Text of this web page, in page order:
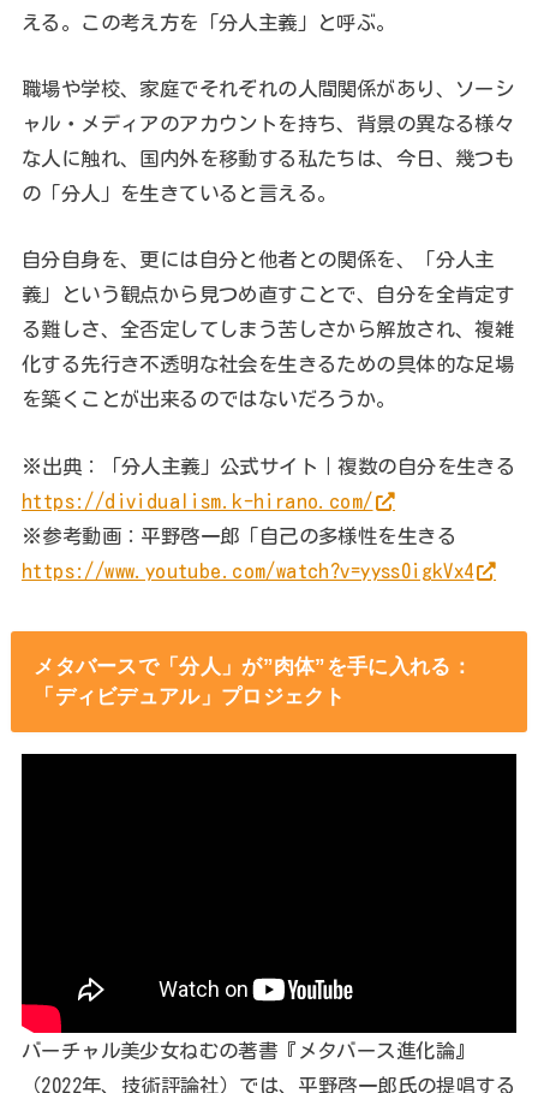
える。この考え方を「分人主義」と呼ぶ。
職場や学校、家庭でそれぞれの人間関係があり、ソーシ
ャル・メディアのアカウントを持ち、背景の異なる様々
な人に触れ、国内外を移動する私たちは、今日、幾つも
の「分人」を生きていると言える。
自分自身を、更には自分と他者との関係を、「分人主
義」という観点から見つめ直すことで、自分を全肯定す
る難しさ、全否定してしまう苦しさから解放され、複雑
化する先行き不透明な社会を生きるための具体的な足場
を築くことが出来るのではないだろうか。
※出典：「分人主義」公式サイト｜複数の自分を生きる
https://dividualism.k-hirano.com/
※参考動画：平野啓一郎「自己の多様性を生きる
https://www.youtube.com/watch?v=yyss0igkVx4
メタバースで「分人」が”肉体”を手に入れる：
「ディビデュアル」プロジェクト
バーチャル美少女ねむの著書『メタバース進化論』
（2022年、技術評論社）では、平野啓一郎氏の提唱する